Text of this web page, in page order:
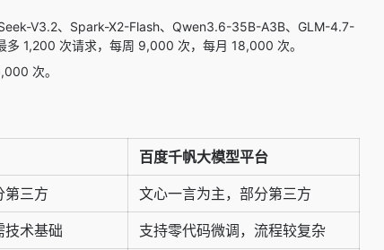
V3.2、Spark-X2-Flash、Qwen3.6-35B-A3B、GLM-4.7-
1,200 次请求，每周 9,000 次，每月 18,000 次。
次。
百度千帆大模型平台
第三方 文心一言为主，部分第三方
技术基础 支持零代码微调，流程较复杂